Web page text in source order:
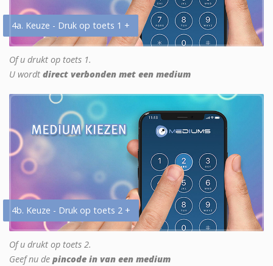
4a. Keuze - Druk op toets 1 +
Of u drukt op toets 1.
U wordt direct verbonden met een medium
4b. Keuze - Druk op toets 2 +
Of u drukt op toets 2.
Geef nu de pincode in van een medium